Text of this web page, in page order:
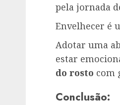
pela jornada
Envelhecer é
Adotar uma
estar
do rosto com
Conclusão: